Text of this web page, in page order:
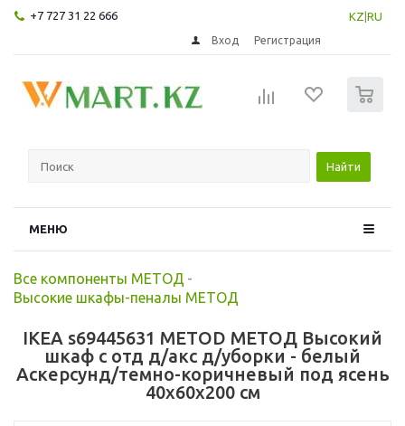
+7 727 31 22 666 KZ RU
Вход Регистрация
Найти
МЕНЮ
Все компоненты МЕТОД -
Высокие шкафы-пеналы МЕТОД
IKEA s69445631 METOD МЕТОД Высокий
шкаф с отд д/акс д/уборки - белый
Аскерсунд/темно-коричневый под ясень
40x60x200 см